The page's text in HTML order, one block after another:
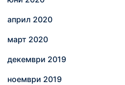
април 2020
март 2020
декември 2019
ноември 2019